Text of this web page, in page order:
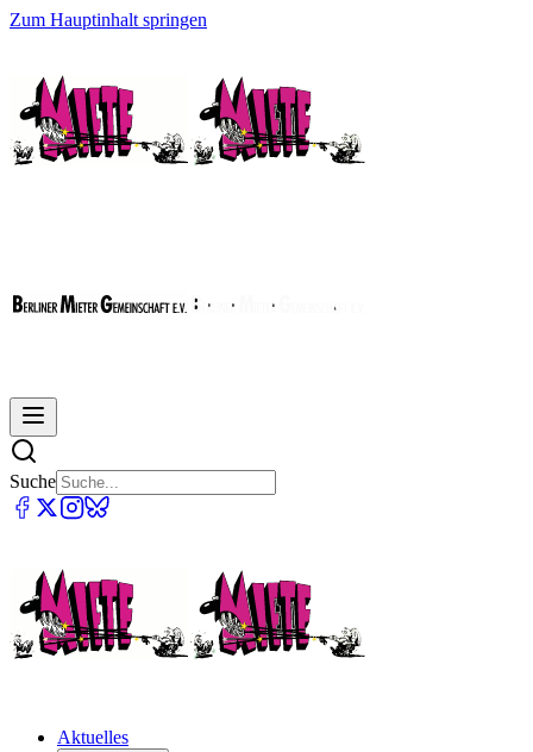
Zum Hauptinhalt springen
Suche
Aktuelles